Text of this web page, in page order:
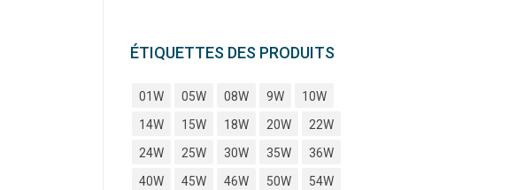
ÉTIQUETTES DES PRODUITS
01W 05W 08W 9W
10W
14W
15W 18W 20W
22W
24W
25W 30W 35W
36W
40W
45W 46W 50W
54W